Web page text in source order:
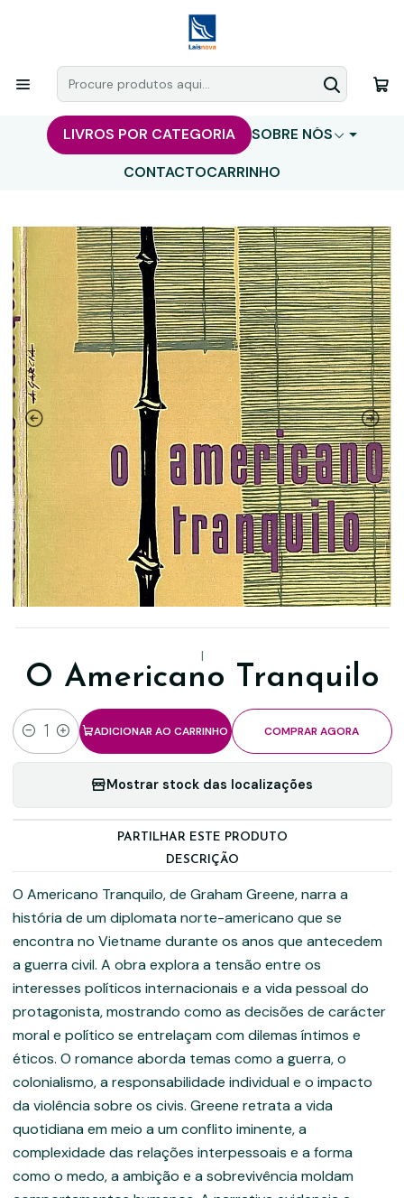
LIVROS POR CATEGORIA
SOBRE NÓS
CONTACTOCARRINHO
|
O Americano Tranquilo
Quantidade
ADICIONAR AO CARRINHO COMPRAR AGORA
Mostrar stock das localizações
PARTILHAR ESTE PRODUTO
DESCRIÇÃO
O Americano Tranquilo, de Graham Greene, narra a
história de um diplomata norte-americano que se
encontra no Vietname durante os anos que antecedem
a guerra civil. A obra explora a tensão entre os
interesses políticos internacionais e a vida pessoal do
protagonista, mostrando como as decisões de carácter
moral e político se entrelaçam com dilemas íntimos e
éticos. O romance aborda temas como a guerra, o
colonialismo, a responsabilidade individual e o impacto
da violência sobre os civis. Greene retrata a vida
quotidiana em meio a um conflito iminente, a
complexidade das relações interpessoais e a forma
como o medo, a ambição e a sobrevivência moldam